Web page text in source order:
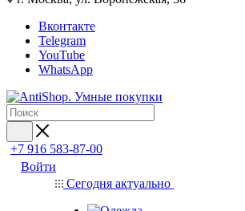
Вконтакте
Telegram
YouTube
WhatsApp
+7 916 583-87-00
Войти
Сегодня актуально